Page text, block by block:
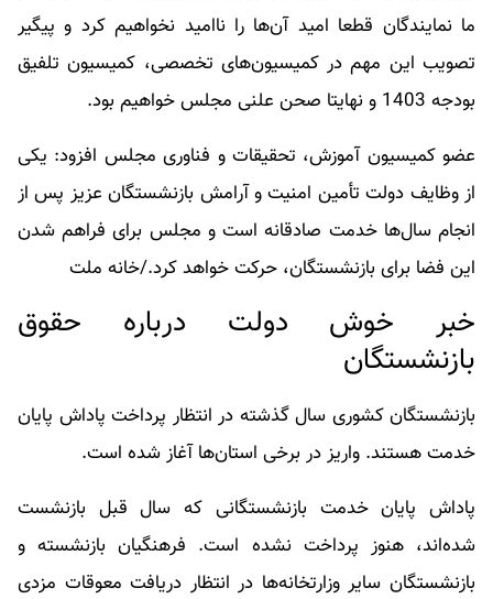
ما نمایندگان قطعا امید آن‌ها را ناامید نخواهیم کرد و پیگیر
تصویب این مهم در کمیسیون‌های تخصصی، کمیسیون تلفیق
بودجه 1403 و نهایتا صحن علنی مجلس خواهیم بود.
عضو کمیسیون آموزش، تحقیقات و فناوری مجلس افزود: یکی
از وظایف دولت تأمین امنیت و آرامش بازنشستگان عزیز پس از
انجام سال‌ها خدمت صادقانه است و مجلس برای فراهم شدن
این فضا برای بازنشستگان، حرکت خواهد کرد./خانه ملت
خبر خوش دولت درباره حقوق
بازنشستگان
بازنشستگان کشوری سال گذشته در انتظار پرداخت پاداش پایان
خدمت هستند. واریز در برخی استان‌ها آغاز شده است.
پاداش پایان خدمت بازنشستگانی که سال قبل بازنشست
شده‌اند، هنوز پرداخت نشده است. فرهنگیان بازنشسته و
بازنشستگان سایر وزارتخانه‌ها در انتظار دریافت معوقات مزدی